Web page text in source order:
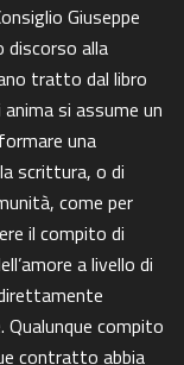
Giuseppe
discorso alla
tratto dal libro
si assume un
una
scrittura, o di
come per
il compito di
a livello di
Qualunque compito
contratto abbia